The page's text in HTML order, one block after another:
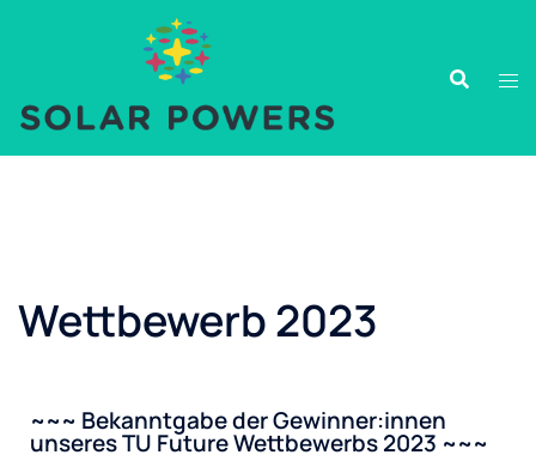
Wettbewerb 2023
~~~ Bekanntgabe der Gewinner:innen
unseres TU Future Wettbewerbs 2023 ~~~